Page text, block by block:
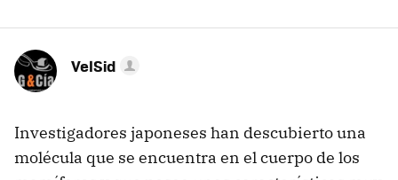
VelSid
Investigadores japoneses han descubierto una
molécula que se encuentra en el cuerpo de los